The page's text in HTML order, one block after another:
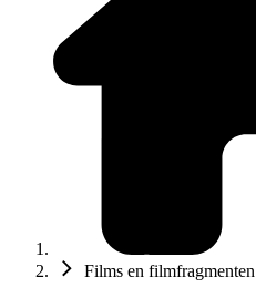
Films en filmfragmenten